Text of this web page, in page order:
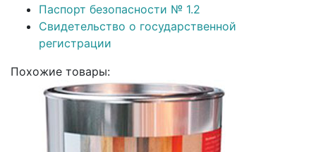
Паспорт безопасности № 1.2
Свидетельство о государственной
регистрации
Похожие товары: